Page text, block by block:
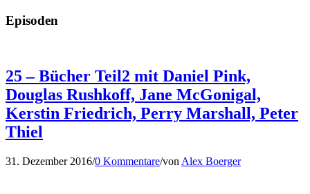
Episoden
25 – Bücher Teil2 mit Daniel Pink,
Douglas Rushkoff, Jane McGonigal,
Kerstin Friedrich, Perry Marshall, Peter
Thiel
31. Dezember 2016/0 Kommentare/von Alex Boerger